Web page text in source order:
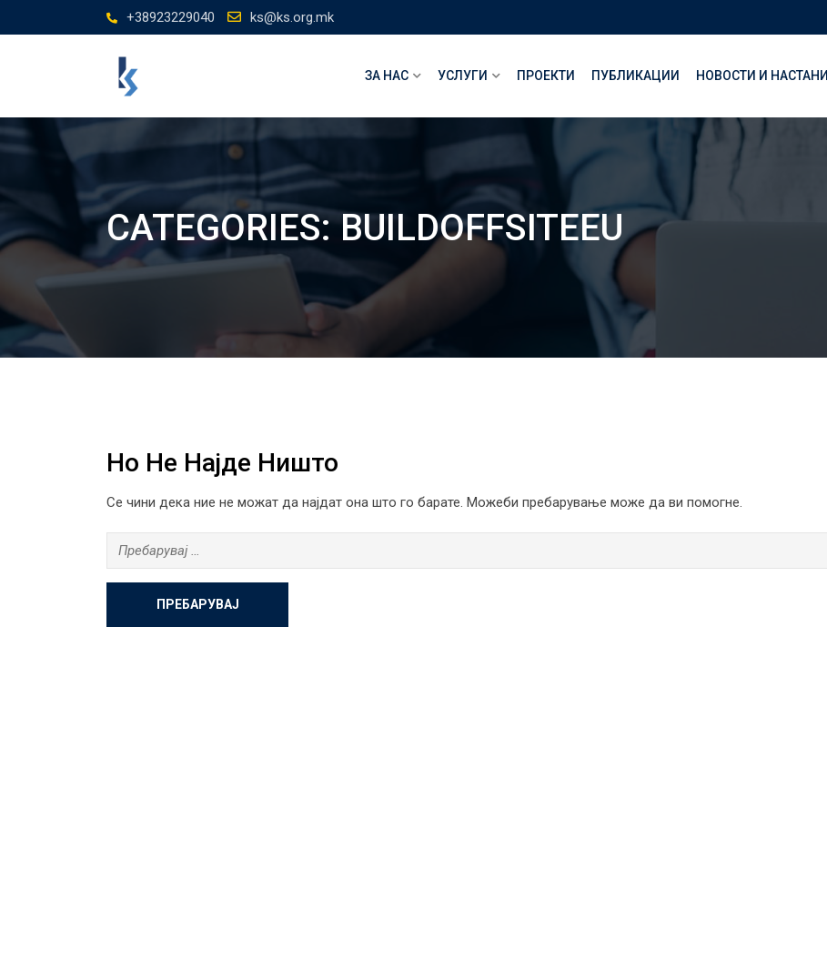
до
+38923229040 ks@ks.org.mk
ЗА НАС УСЛУГИ ПРОЕКТИ ПУБЛИКАЦИИ НОВОСТИ И НАСТАНИ
CATEGORIES:BUILDOFFSITEEU
Но Не Најде Ништо
Се чини дека ние не можат да најдат она што го барате. Можеби пребарување може да ви помогне.
Пребарувај
за: